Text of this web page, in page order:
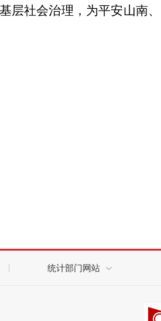
层社会治理，为平安山南、
统计部门网站